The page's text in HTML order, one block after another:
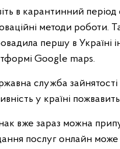
в карантинний
методи роботи.
першу в Україні
Google maps.
служба
у країні
вже зараз можна
послуг онлайн може